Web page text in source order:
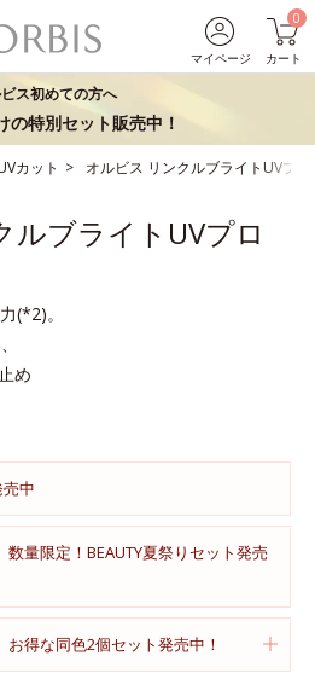
マイページ
0
カート
ス初めての方へ
の特別セット販売中！
カット オルビス リンクルブライトUVプ
ルブライトUVプロ
(*2)。
め
中
数量限定！BEAUTY夏祭りセット発売
お得な同色2個セット発売中！